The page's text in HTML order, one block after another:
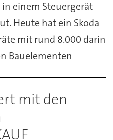
einem Steuergerät
Heute hat ein Skoda
mit rund 8.000 darin
Bauelementen
mit den